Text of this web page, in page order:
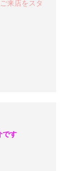
来店をスタ
です